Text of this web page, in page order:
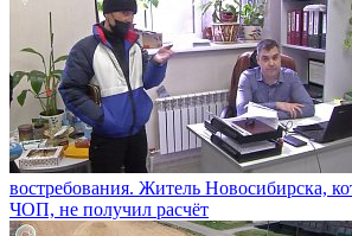
востребования. Житель Новосибирска,
ЧОП, не получил расчёт